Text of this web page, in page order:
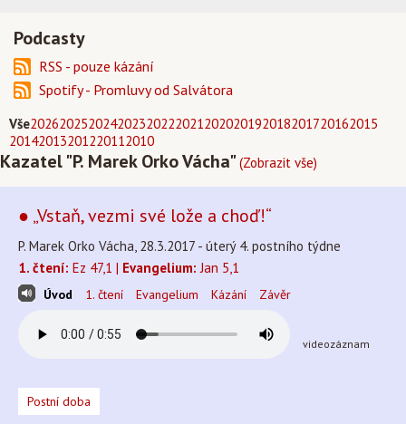
Vše202620252024202320222021202020192018201720162015
20142013201220112010
Kazatel "P. Marek Orko Vácha"(Zobrazit vše)
● „Vstaň, vezmi své lože a choď!“
P. Marek Orko Vácha, 28.3.2017 - úterý 4. postního týdne
1. čtení: Ez 47,1 | Evangelium: Jan 5,1
Úvod 1. čtení Evangelium Kázání Závěr
videozáznam
Postní doba
Podcasty
RSS - pouze kázání
Spotify - Promluvy od Salvátora